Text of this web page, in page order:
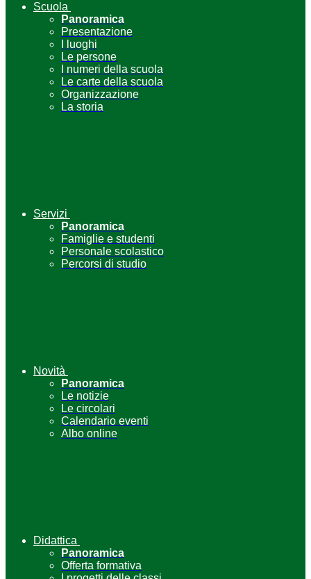
Scuola
Panoramica
Presentazione
I luoghi
Le persone
I numeri della scuola
Le carte della scuola
Organizzazione
La storia
Servizi
Panoramica
Famiglie e studenti
Personale scolastico
Percorsi di studio
Novità
Panoramica
Le notizie
Le circolari
Calendario eventi
Albo online
Didattica
Panoramica
Offerta formativa